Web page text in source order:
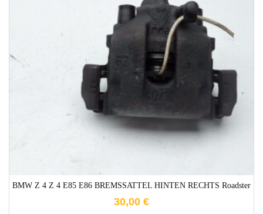
BMW Z 4 Z 4 E85 E86 BREMSSATTEL HINTEN RECHTS Roadster
30,00 €
1-3 Werktage